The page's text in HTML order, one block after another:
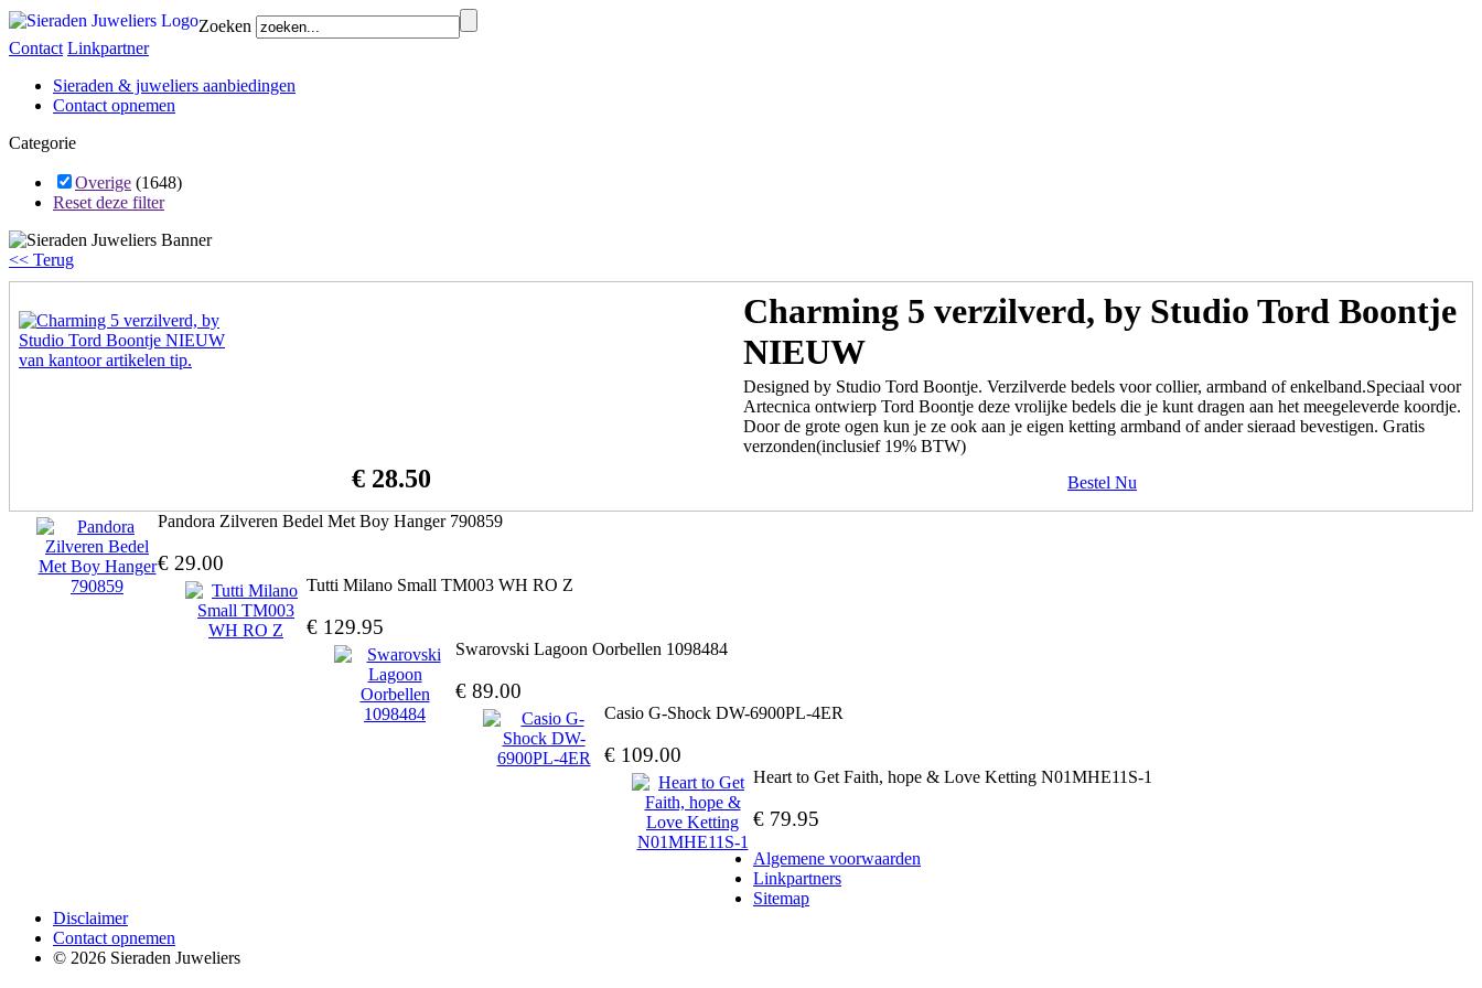
Zoeken
Contact Linkpartner
Sieraden & juweliers aanbiedingen
Contact opnemen
Categorie
Overige (1648)
Reset deze filter
<< Terug
Charming 5 verzilverd, by Studio Tord Boontje
NIEUW
Designed by Studio Tord Boontje. Verzilverde bedels voor collier, armband of enkelband.Speciaal voor
Artecnica ontwierp Tord Boontje deze vrolijke bedels die je kunt dragen aan het meegeleverde koordje.
Door de grote ogen kun je ze ook aan je eigen ketting armband of ander sieraad bevestigen. Gratis
verzonden(inclusief 19% BTW)
€ 28.50 Bestel Nu
Pandora Zilveren Bedel Met Boy Hanger 790859
€ 29.00
Tutti Milano Small TM003 WH RO Z
€ 129.95
Swarovski Lagoon Oorbellen 1098484
€ 89.00
Casio G-Shock DW-6900PL-4ER
€ 109.00
Heart to Get Faith, hope & Love Ketting N01MHE11S-1
€ 79.95
Algemene voorwaarden
Linkpartners
Sitemap
Disclaimer
Contact opnemen
© 2026 Sieraden Juweliers